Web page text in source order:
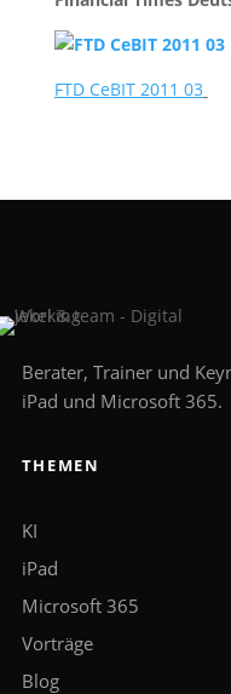
FTD CeBIT 2011 03
Berater, Trainer und
iPad und Microsoft 365.
THEMEN
KI
iPad
Microsoft 365
Vorträge
Blog